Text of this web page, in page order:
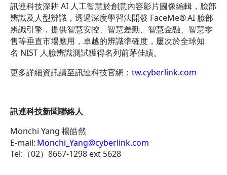
訊連科技深耕 AI 人工智慧於創意內容影片圖像編輯，臉部
辨識及人型辨識，透過深度學習法開發 FaceMe®AI 臉部
辨識引擎，提供智慧安控、智慧差勤、智慧金融、智慧零
售等垂直市場應用，卓越的辨識準確度，屢次於全球知
名 NIST 人臉辨識測試獲得名列前茅佳績。
更多詳細資訊請至訊連科技官網： tw.cyberlink.com
訊連科技新聞聯絡人
Monchi Yang 楊皓然
E-mail: Monchi_Yang@cyberlink.com
Tel:（02）8667-1298 ext 5628